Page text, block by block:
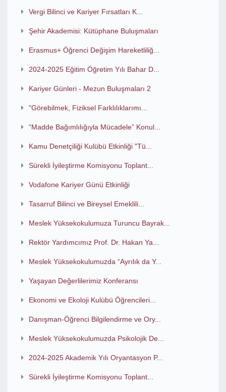
Vergi Bilinci ve Kariyer Fırsatları K...
Şehir Akademisi: Kütüphane Buluşmaları
Erasmus+ Öğrenci Değişim Hareketliliğ...
2024-2025 Eğitim Öğretim Yılı Bahar D...
Kariyer Günleri - Mezun Buluşmaları 2
"Görebilmek, Fiziksel Farklılıklarımı...
“Madde Bağımlılığıyla Mücadele” Konul...
Kamu Denetçiliği Kulübü Etkinliği "Tü...
Sürekli İyileştirme Komisyonu Toplant...
Vodafone Kariyer Günü Etkinliği
Tasarruf Bilinci ve Bireysel Emeklili...
Meslek Yüksekokulumuza Turuncu Bayrak...
Rektör Yardımcımız Prof. Dr. Hakan Ya...
Meslek Yüksekokulumuzda “Ayrılık da Y...
Yaşayan Değerlilerimiz Konferansı
Ekonomi ve Ekoloji Kulübü Öğrencileri...
Danışman-Öğrenci Bilgilendirme ve Ory...
Meslek Yüksekokulumuzda Psikolojik De...
2024-2025 Akademik Yılı Oryantasyon P...
Sürekli İyileştirme Komisyonu Toplant...